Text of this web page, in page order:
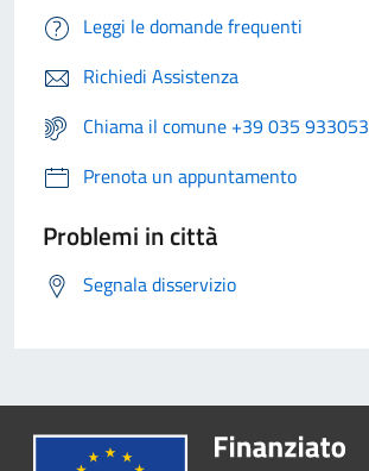
Leggi le domande frequenti
Richiedi Assistenza
Chiama il comune +39 035 933053
Prenota un appuntamento
Problemi in città
Segnala disservizio